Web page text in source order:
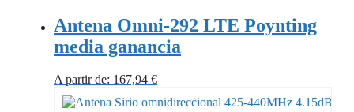
Antena Omni-292 LTE Poynting
media ganancia
A partir de: 167,94 €